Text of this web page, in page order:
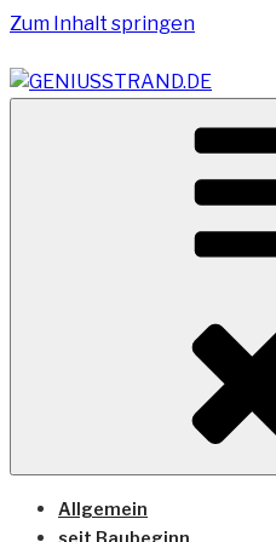
Zum Inhalt springen
Vom Geniusstrand zum
Terminal Wilhelmshaven
Allgemein
seit Baubeginn